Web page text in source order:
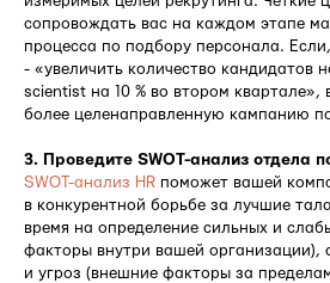
сопровождать вас на каждом этапе
процесса по подбору персонала.
- «увеличить количество кандидатов
scientist на 10 % во втором квартале»,
более целенаправленную кампанию
3. Проведите SWOT-анализ отдела
SWOT-анализ HR поможет вашей
в конкурентной борьбе за лучшие
время на определение сильных и
факторы внутри вашей организации),
и угроз (внешние факторы за